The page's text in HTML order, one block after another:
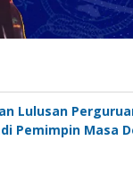
Lulusan
Pemimpin Masa